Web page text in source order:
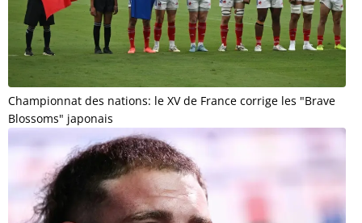
Championnat des nations: le XV de France corrige les "Brave
Blossoms" japonais